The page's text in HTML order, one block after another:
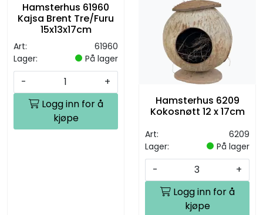
Hamsterhus 61960
Kajsa Brent Tre/Furu
15x13x17cm
Art:
61960
Lager:
På lager
-
+
Logg inn for å
kjøpe
Hamsterhus 6209
Kokosnøtt 12 x 17cm
Art:
6209
Lager:
På lager
-
+
Logg inn for å
kjøpe